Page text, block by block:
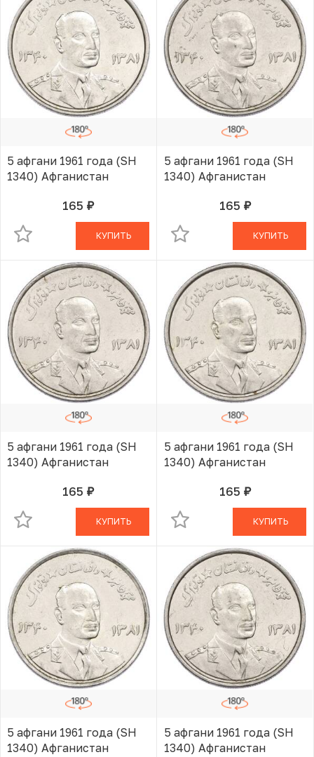
5 афгани 1961 года (SH
1340) Афганистан
165 руб.В КОРЗИНЕ
КУПИТЬ
5 афгани 1961 года (SH
1340) Афганистан
165 руб.В КОРЗИНЕ
КУПИТЬ
5 афгани 1961 года (SH
1340) Афганистан
165 руб.В КОРЗИНЕ
КУПИТЬ
5 афгани 1961 года (SH
1340) Афганистан
165 руб.В КОРЗИНЕ
КУПИТЬ
5 афгани 1961 года (SH
1340) Афганистан
5 афгани 1961 года (SH
1340) Афганистан